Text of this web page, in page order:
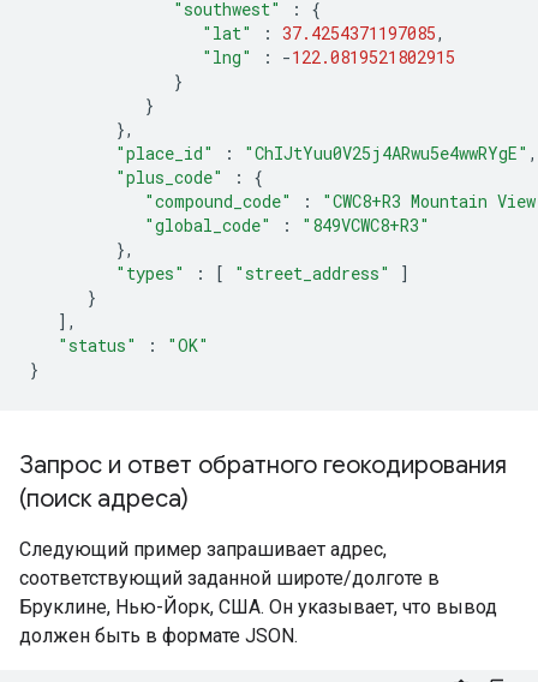
"southwest"
:
{
"lat"
: 37.4254371197085,
"lng"
: -122.0819521802915
}
}
},
"place_id"
: "ChIJtYuu0V25j4ARwu5e4wwRYgE" ,
"plus_code"
:
{
"compound_code"
:
"CWC8+R3 Mountain
"global_code"
:
"849VCWC8+R3"
},
"types"
: [ "street_address"
]
}
],
"status"
:
"OK"
}
Запрос и ответ обратного геокодирования
(поиск адреса)
Следующий пример запрашивает адрес,
соответствующий заданной широте/долготе в
Бруклине, Нью-Йорк, США. Он указывает, что вывод
должен быть в формате JSON.